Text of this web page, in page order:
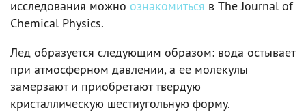
исследования можно ознакомиться в The Journal of
Chemical Physics.
Лед образуется следующим образом: вода остывает
при атмосферном давлении, а ее молекулы
замерзают и приобретают твердую
кристаллическую шестиугольную форму.